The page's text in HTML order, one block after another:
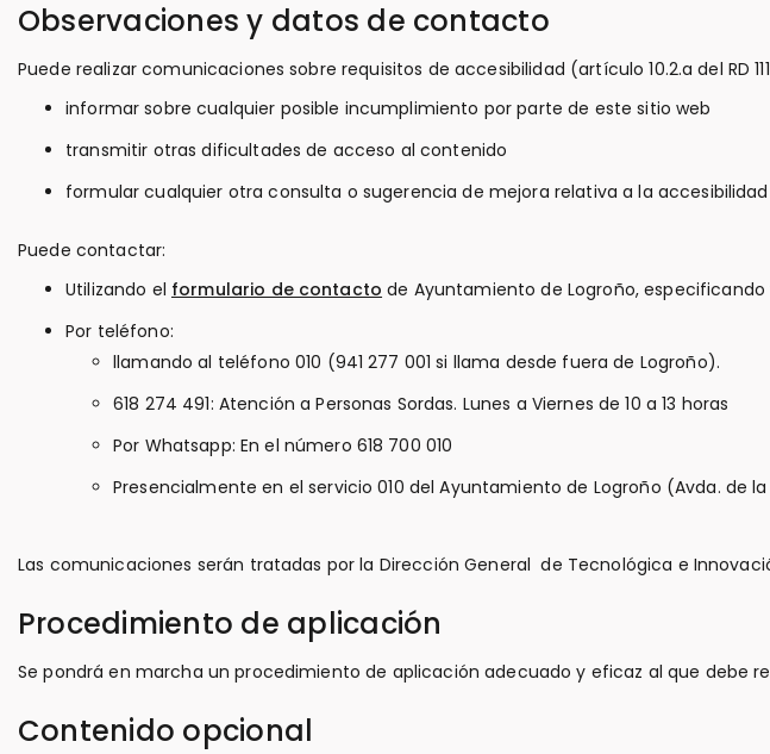
Observaciones y datos de contacto
Puede realizar comunicaciones sobre requisitos de accesibilidad (artículo 10.2.a del RD
informar sobre cualquier posible incumplimiento por parte de este sitio web
transmitir otras dificultades de acceso al contenido
formular cualquier otra consulta o sugerencia de mejora relativa a la
Puede contactar:
Utilizando el formulario de contacto de Ayuntamiento de Logroño,
Por teléfono:
llamando al teléfono 010 (941 277 001 si llama desde fuera de Logroño).
618 274 491: Atención a Personas Sordas. Lunes a Viernes de 10 a 13 horas
Por Whatsapp: En el número 618 700 010
Presencialmente en el servicio 010 del Ayuntamiento de Logroño (Avda. de la
Las comunicaciones serán tratadas por la Dirección General de Tecnológica e
Procedimiento de aplicación
Se pondrá en marcha un procedimiento de aplicación adecuado y eficaz al que debe
Contenido opcional